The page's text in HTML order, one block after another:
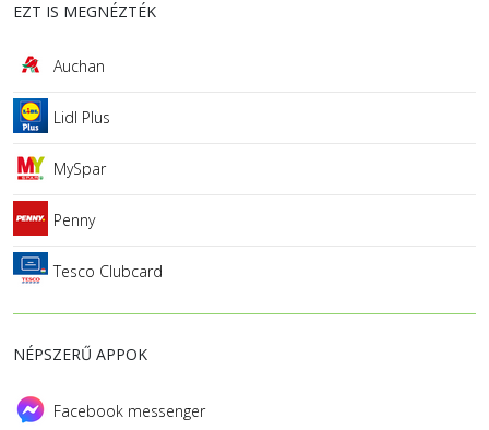
EZT IS MEGNÉZTÉK
Auchan
Lidl Plus
MySpar
Penny
Tesco Clubcard
NÉPSZERŰ APPOK
Facebook messenger